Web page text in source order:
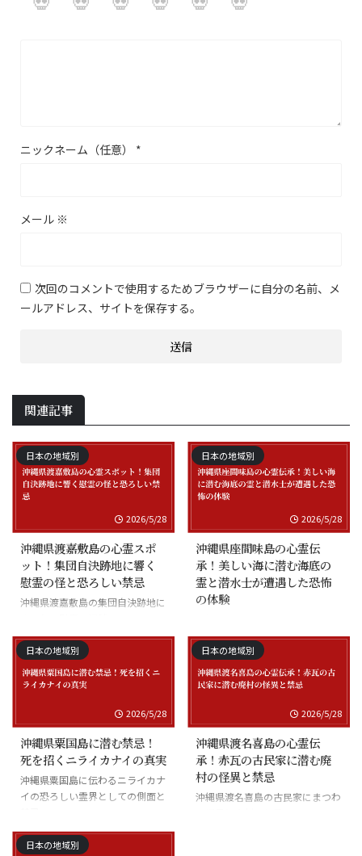
ニックネーム（任意） *
メール ※
次回のコメントで使用するためブラウザーに自分の名前、メ
ールアドレス、サイトを保存する。
関連記事
日本の地域別
2026/5/28
沖縄県渡嘉敷島の心霊スポ
ット！集団自決跡地に響く
慰霊の怪と恐ろしい禁忌
沖縄県渡嘉敷島の集団自決跡地に
日本の地域別
2026/5/28
沖縄県座間味島の心霊伝
承！美しい海に潜む海底の
霊と潜水士が遭遇した恐怖
の体験
士の怪談
日本の地域別
2026/5/28
沖縄県粟国島に潜む禁忌！
死を招くニライカナイの真実
沖縄県粟国島に伝わるニライカナ
イの恐ろしい霊界としての側面と
日本の地域別
2026/5/28
沖縄県渡名喜島の心霊伝
承！赤瓦の古民家に潜む廃
村の怪異と禁忌
沖縄県渡名喜島の古民家にまつわ
日本の地域別